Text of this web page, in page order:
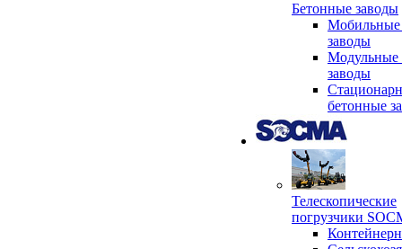
Бетонные заводы
Мобильные
заводы
Модульные
заводы
бетонные
Телескопические
погрузчики